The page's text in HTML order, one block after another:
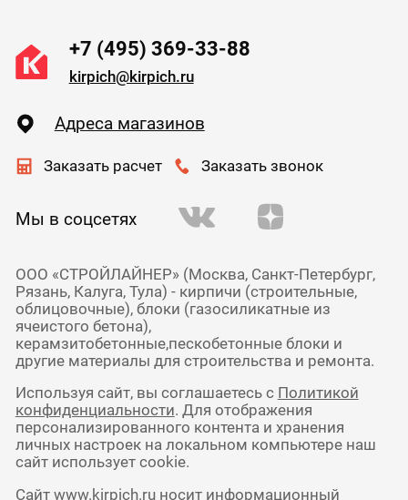
+7 (495) 369-33-88
kirpich@kirpich.ru
Адреса магазинов
Заказать расчет Заказать звонок
Мы в соцсетях
ООО «СТРОЙЛАЙНЕР» (Москва, Санкт-Петербург,
Рязань, Калуга, Тула) - кирпичи (строительные,
облицовочные), блоки (газосиликатные из
ячеистого бетона),
керамзитобетонные,пескобетонные блоки и
другие материалы для строительства и ремонта.
Используя сайт, вы соглашаетесь с Политикой
конфиденциальности. Для отображения
персонализированного контента и хранения
личных настроек на локальном компьютере наш
сайт использует cookie.
Сайт www.kirpich.ru носит информационный